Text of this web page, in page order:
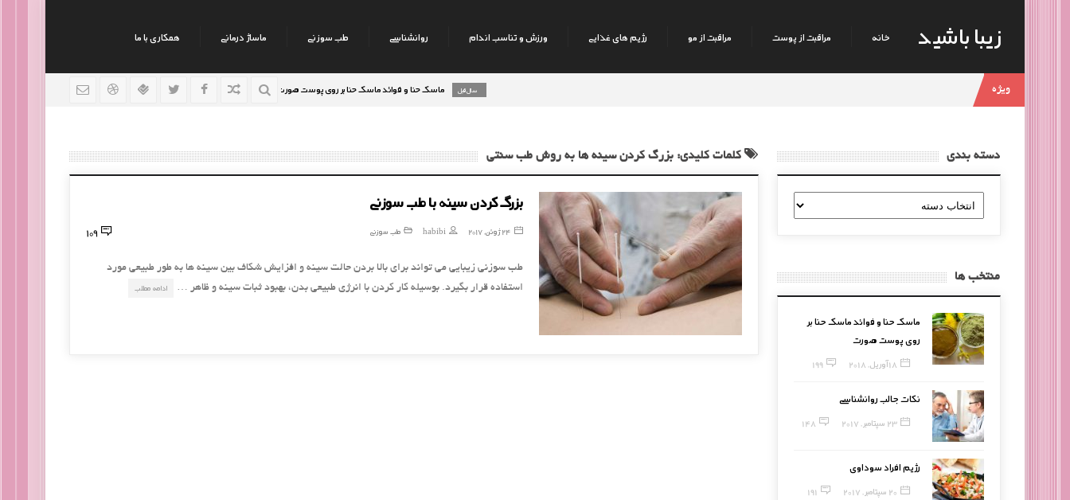
زیبا باشید خانه مراقبت از پوست مراقبت از مو رژیم های غذایی ورزش و تناسب اندام روانشناسی طب سوزنی ماساژ درمانی همکاری با ما
ویژه ماسک حنا و فوائد ماسک حنا بر روی پوست صورت نکات جالب روانشناسی 9 سال قبل
کلمات کلیدی: بزرگ کردن سینه ها به روش طب سنتی
بزرگ کردن سینه با طب سوزنی
24 ژوئن, 2017 habibi طب سوزنی 109
طب سوزنی زیبایی می تواند برای بالا بردن حالت سینه و افزایش شکاف بین سینه ها به طور طبیعی مورد
استفاده قرار بگیرد. بوسیله کار کردن با انرژی طبیعی بدن، بهبود ثبات سینه و ظاهر …
ادامه مطلب
دسته بندی
دسته
بندی
منتخب ها
ماسک حنا و فوائد ماسک حنا بر
روی پوست صورت
18 آوریل, 2018 199
نکات جالب روانشناسی
23 سپتامبر, 2017 148
رژیم افراد سوداوی
20 سپتامبر, 2017 191